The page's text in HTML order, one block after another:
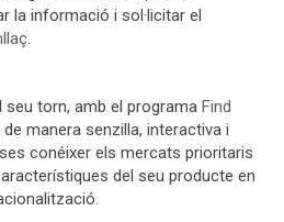
la informació i sol·licitar el
.
torn, amb el programa Find
de manera senzilla, interactiva i
conéixer els mercats prioritaris
del seu producte en